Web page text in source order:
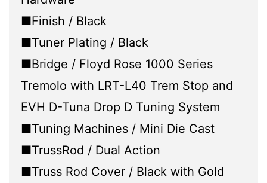
■Finish / Black
■Tuner Plating / Black
■Bridge / Floyd Rose 1000 Series
Tremolo with LRT-L40 Trem Stop and
EVH D-Tuna Drop D Tuning System
■Tuning Machines / Mini Die Cast
■TrussRod / Dual Action
■Truss Rod Cover / Black with Gold